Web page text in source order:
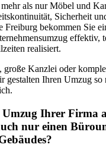
als nur Möbel und
Sicherheit
bekommen Sie
effektiv,
realisiert.
Kanzlei oder
gestalten Ihren Umzug so
Umzug Ihrer Firma
nur einen